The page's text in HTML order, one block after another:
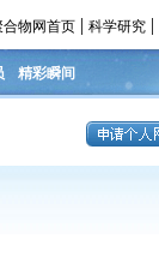
合物网首页 | 科学研究 |
精彩瞬间